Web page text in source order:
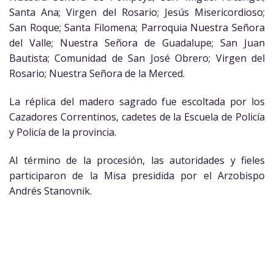
Santa Ana; Virgen del Rosario; Jesús Misericordioso;
San Roque; Santa Filomena; Parroquia Nuestra Señora
del Valle; Nuestra Señora de Guadalupe; San Juan
Bautista; Comunidad de San José Obrero; Virgen del
Rosario; Nuestra Señora de la Merced.
La réplica del madero sagrado fue escoltada por los
Cazadores Correntinos, cadetes de la Escuela de Policía
y Policía de la provincia.
Al término de la procesión, las autoridades y fieles
participaron de la Misa presidida por el Arzobispo
Andrés Stanovnik.